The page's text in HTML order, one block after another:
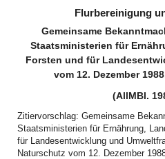
Flurbereinigung
Gemeinsame
Staatsministerien für
Forsten und für
vom 12. Dezember
(AllMBl.
Zitiervorschlag: Gemeinsame
Staatsministerien für Ernährung,
für Landesentwicklung und
Naturschutz vom 12. Dezember